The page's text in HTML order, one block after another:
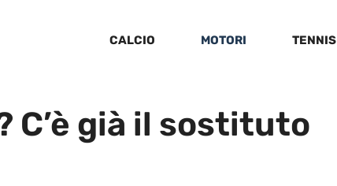
CALCIO MOTORI TENNIS
C’è già il sostituto